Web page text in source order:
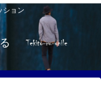
ション